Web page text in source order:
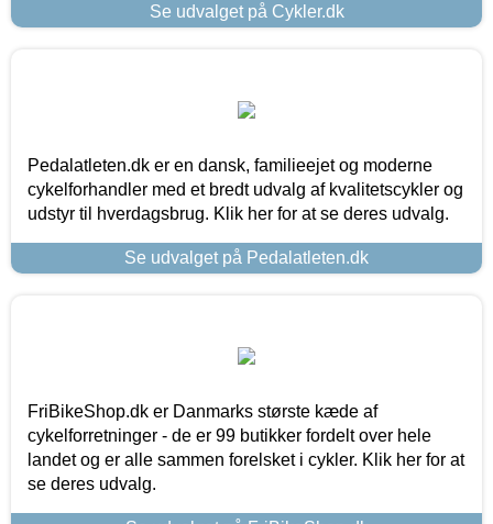
Se udvalget på Cykler.dk
Pedalatleten.dk er en dansk, familieejet og moderne
cykelforhandler med et bredt udvalg af kvalitetscykler og
udstyr til hverdagsbrug. Klik her for at se deres udvalg.
Se udvalget på Pedalatleten.dk
FriBikeShop.dk er Danmarks største kæde af
cykelforretninger - de er 99 butikker fordelt over hele
landet og er alle sammen forelsket i cykler. Klik her for at
se deres udvalg.